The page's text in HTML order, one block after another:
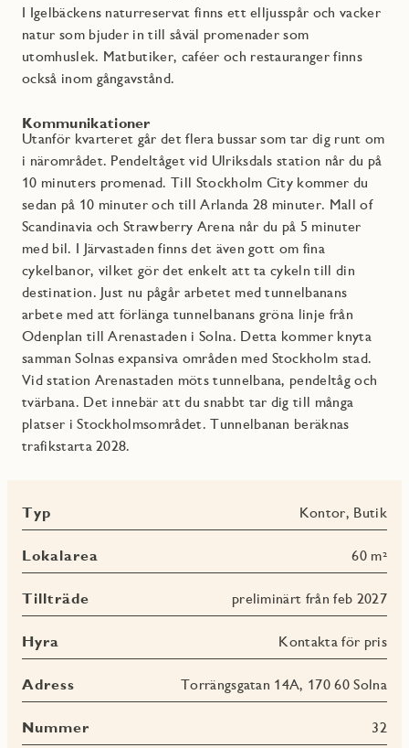
I Igelbäckens naturreservat finns ett elljusspår och vacker
natur som bjuder in till såväl promenader som
utomhuslek. Matbutiker, caféer och restauranger finns
också inom gångavstånd.
Kommunikationer
Utanför kvarteret går det flera bussar som tar dig runt om
i närområdet. Pendeltåget vid Ulriksdals station når du på
10 minuters promenad. Till Stockholm City kommer du
sedan på 10 minuter och till Arlanda 28 minuter. Mall of
Scandinavia och Strawberry Arena når du på 5 minuter
med bil. I Järvastaden finns det även gott om fina
cykelbanor, vilket gör det enkelt att ta cykeln till din
destination. Just nu pågår arbetet med tunnelbanans
arbete med att förlänga tunnelbanans gröna linje från
Odenplan till Arenastaden i Solna. Detta kommer knyta
samman Solnas expansiva områden med Stockholm stad.
Vid station Arenastaden möts tunnelbana, pendeltåg och
tvärbana. Det innebär att du snabbt tar dig till många
platser i Stockholmsområdet. Tunnelbanan beräknas
trafikstarta 2028.
Typ Kontor, Butik
Lokalarea 60 m²
Tillträde preliminärt från feb 2027
Hyra Kontakta för pris
Adress Torrängsgatan 14A, 170 60 Solna
Nummer 32